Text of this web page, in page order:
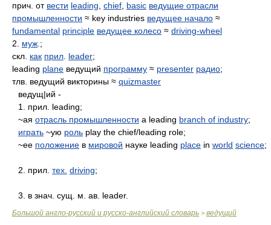
прич. от вести leading chief basic ведущие отрасли
промышленности ≈ key industries ведущее начало ≈
fundamental principle ведущее колесо ≈ driving-wheel
2. муж .;
скл. как прил leader;
leading plane ведущий программу ≈ presenter радио;
тлв. ведущий викторины ≈ quizmaster
ведущ|ий -
1. прил. leading;
~ая отрасль промышленности a leading branch of industry;
играть ~ую роль play the chief/leading role;
~ее положение в мировой науке leading place in world science;
2. прил. тех. driving;
3. в знач. сущ. м. ав. leader.
Большой англо-русский и русско-английский словарь > ведущий